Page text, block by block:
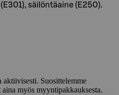
säilöntäaine (E250).
Suosittelemme
myös myyntipakkauksesta.